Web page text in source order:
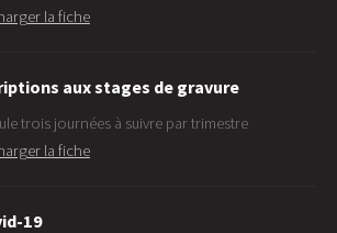
la fiche
aux stages de gravure
trois journées à suivre par trimestre
la fiche
19